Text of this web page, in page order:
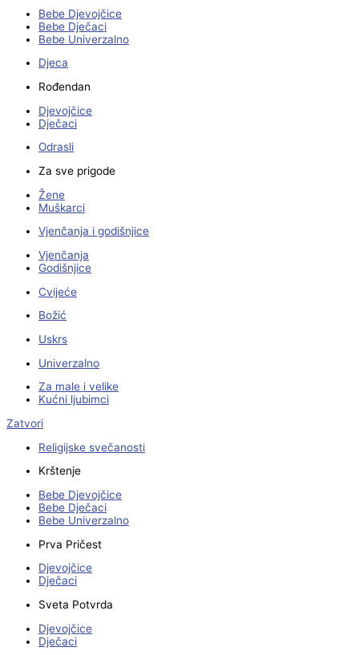
Bebe Djevojčice
Bebe Dječaci
Bebe Univerzalno
Djeca
Rođendan
Djevojčice
Dječaci
Odrasli
Za sve prigode
Žene
Muškarci
Vjenčanja i godišnjice
Vjenčanja
Godišnjice
Cvijeće
Božić
Uskrs
Univerzalno
Za male i velike
Kućni ljubimci
Zatvori
Religijske svečanosti
Krštenje
Bebe Djevojčice
Bebe Dječaci
Bebe Univerzalno
Prva Pričest
Djevojčice
Dječaci
Sveta Potvrda
Djevojčice
Dječaci